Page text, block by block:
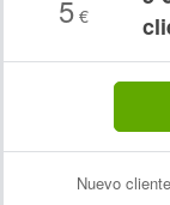
5 €
Nuevo